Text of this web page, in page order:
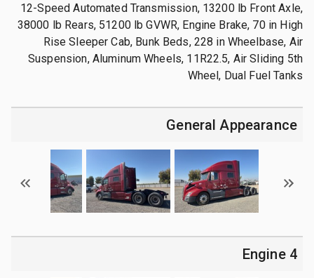
12-Speed Automated Transmission, 13200 lb Front Axle,
38000 lb Rears, 51200 lb GVWR, Engine Brake, 70 in High
Rise Sleeper Cab, Bunk Beds, 228 in Wheelbase, Air
Suspension, Aluminum Wheels, 11R22.5, Air Sliding 5th
Wheel, Dual Fuel Tanks
General Appearance
4 Engine